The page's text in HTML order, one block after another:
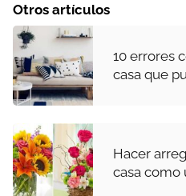
Otros artículos
10 errores
casa que
Hacer
casa como